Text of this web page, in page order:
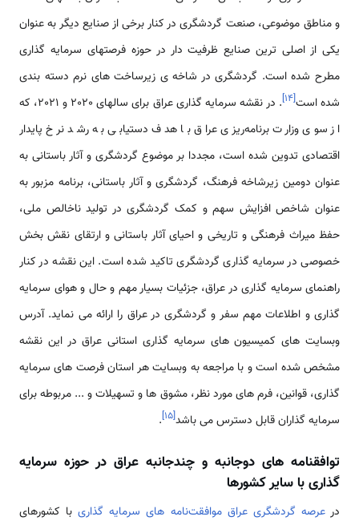
و مناطق موضوعی، صنعت گردشگری در کنار برخی از صنایع دیگر به عنوان
یکی از اصلی ترین صنایع ظرفیت دار در حوزه فرصتهای سرمایه گذاری
مطرح شده است. گردشگری در شاخه­ ی زیرساخت های نرم دسته بندی
شده است[۱۴]
. در نقشه سرمایه گذاری عراق برای سالهای 2020 و 2021، که
از سوی وزارت برنامه‌ریزی عراق با هدف دستیابی به رشد نرخ پایدار
اقتصادی تدوین شده است، مجددا بر موضوع گردشگری و آثار باستانی به
عنوان دومین زیرشاخه فرهنگ، گردشگری و آثار باستانی، برنامه مزبور به
عنوان شاخص افزایش سهم و کمک گردشگری در تولید ناخالص ملی،
حفظ میراث فرهنگی و تاریخی و احیای آثار باستانی و ارتقای نقش بخش
خصوصی در سرمایه گذاری گردشگری تاکید شده است. این نقشه در کنار
راهنمای سرمایه گذاری در عراق، جزئیات بسیار مهم و حال و هوای سرمایه
گذاری و اطلاعات مهم سفر و گردشگری در عراق را ارائه می نماید. آدرس
وبسایت های کمیسیون های سرمایه گذاری استانی عراق در این نقشه
مشخص شده است و با مراجعه به وبسایت هر استان فرصت های سرمایه
گذاری، قوانین، فرم های مورد نظر، مشوق ها و تسهیلات و ... مربوطه برای
سرمایه گذاران قابل دسترس می باشد[۱۵]
.
توافقنامه های دوجانبه و چندجانبه عراق در حوزه سرمایه
گذاری با سایر کشورها
درعرصه گردشگری عراق موافقت‌نامه های سرمایه­ گذاریبا کشورهای